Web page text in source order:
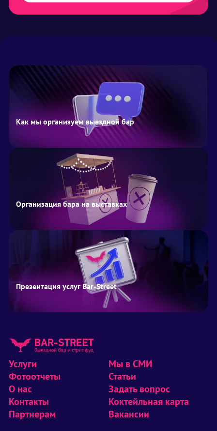
Как мы организуем выездной бар
Организация бара на выставках
Презентация услуг Bar-Street
Услуги
Фотоотчеты
О нас
Контакты
Партнерам
Мы в СМИ
Статьи
Задать вопрос
Коктейльная карта
Вакансии